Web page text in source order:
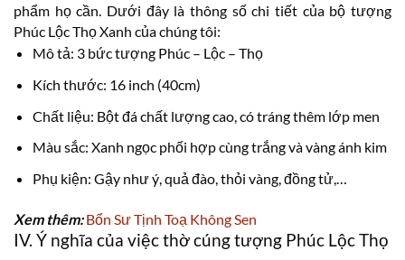
phẩm họ cần. Dưới đây là thông số chi tiết của bộ tượng
Phúc Lộc Thọ Xanh của chúng tôi:
Mô tả: 3 bức tượng Phúc – Lộc – Thọ
Kích thước: 16 inch (40cm)
Chất liệu: Bột đá chất lượng cao, có tráng thêm lớp men
Màu sắc: Xanh ngọc phối hợp cùng trắng và vàng ánh kim
Phụ kiện: Gậy như ý, quả đào, thỏi vàng, đồng tử,…
Xem thêm: Bổn Sư Tịnh Toạ Không Sen
IV. Ý nghĩa của việc thờ cúng tượng Phúc Lộc Thọ